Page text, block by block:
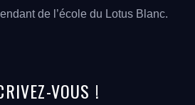
de l’école du Lotus Blanc.
VOUS !